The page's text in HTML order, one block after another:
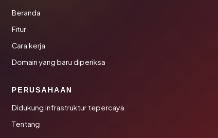
Beranda
Fitur
Cara kerja
Domain yang baru diperiksa
PERUSAHAAN
Didukung infrastruktur tepercaya
Tentang